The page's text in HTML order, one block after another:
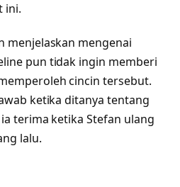
ini.
menjelaskan mengenai
pun tidak ingin memberi
cincin tersebut.
ketika ditanya tentang
terima ketika Stefan ulang
lalu.